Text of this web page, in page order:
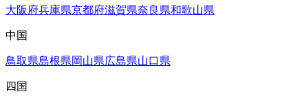
大阪府兵庫県京都府滋賀県奈良県和歌山県
中国
鳥取県島根県岡山県広島県山口県
四国